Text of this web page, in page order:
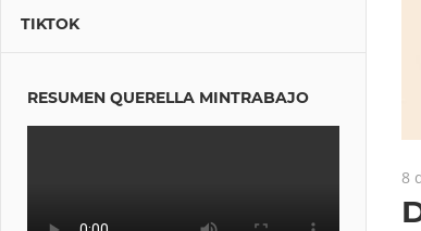
8
TIKTOK
RESUMEN QUERELLA MINTRABAJO